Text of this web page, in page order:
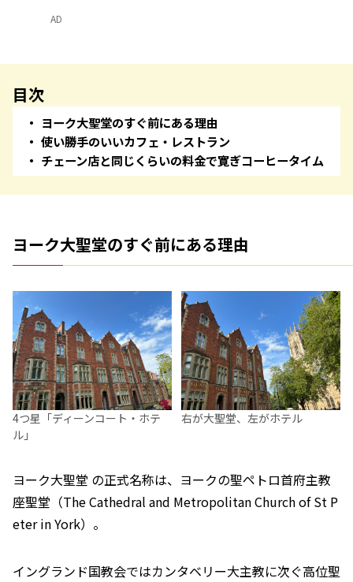
AD
目次
ヨーク大聖堂のすぐ前にある理由
使い勝手のいいカフェ・レストラン
チェーン店と同じくらいの料金で寛ぎコーヒータイム
ヨーク大聖堂のすぐ前にある理由
4つ星「ディーンコート・ホテ
ル」
右が大聖堂、左がホテル
ヨーク大聖堂 の正式名称は、ヨークの聖ペトロ首府主教
座聖堂（The Cathedral and Metropolitan Church of St P
eter in York）。
イングランド国教会ではカンタベリー大主教に次ぐ高位聖